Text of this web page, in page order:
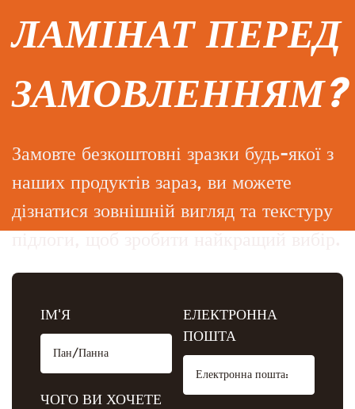
ЛАМІНАТ ПЕРЕД
ЗАМОВЛЕННЯМ?
Замовте безкоштовні зразки будь-якої з
наших продуктів зараз, ви можете
дізнатися зовнішній вигляд та текстуру
ІМ'Я
ЕЛЕКТРОННА
ПОШТА
ЧОГО ВИ ХОЧЕТЕ